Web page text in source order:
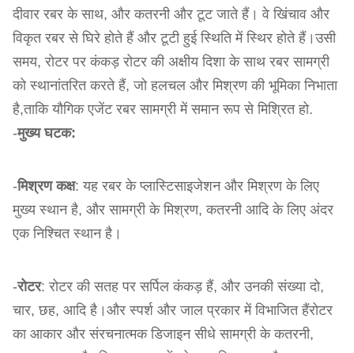
दीवार रबर के साथ, और कतरनी और टूट जाते हैं। वे खिंचाव और
विकृत रबर से घिरे होते हैं और टूटी हुई स्थिति में स्थिर होते हैं।उसी
समय, रोटर पर कंकड़ रोटर की अक्षीय दिशा के साथ रबर सामग्री
को स्थानांतरित करते हैं, जो हलचल और मिश्रण की भूमिका निभाता
है,ताकि यौगिक एजेंट रबर सामग्री में समान रूप से मिश्रित हो.
-मुख्य घटक:
-मिश्रण कक्ष: यह रबर के प्लास्टिसाइजेशन और मिश्रण के लिए
मुख्य स्थान है, और सामग्री के मिश्रण, कतरनी आदि के लिए अंदर
एक निश्चित स्थान है।
-रोटर: रोटर की सतह पर सर्पिल कंकड़ हैं, और उनकी संख्या दो,
चार, छह, आदि है।और स्पर्श और जाल प्रकार में विभाजित हैंरोटर
का आकार और संरचनात्मक डिजाइन सीधे सामग्री के कतरनी,